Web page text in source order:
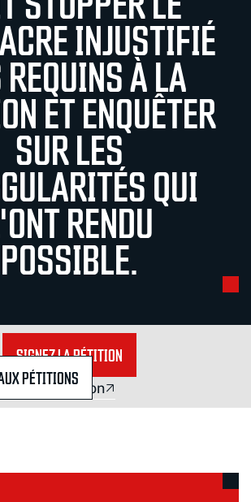
INJUSTIFIÉ
REQUINS À LA
ET ENQUÊTER
SUR LES
QUI
RENDU
POSSIBLE.
PÉTITIONS
SIGNEZ LA PÉTITION
Faire un don